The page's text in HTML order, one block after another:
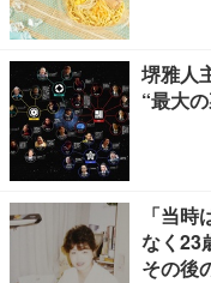
堺雅人
“最大
「当
なく23
その後